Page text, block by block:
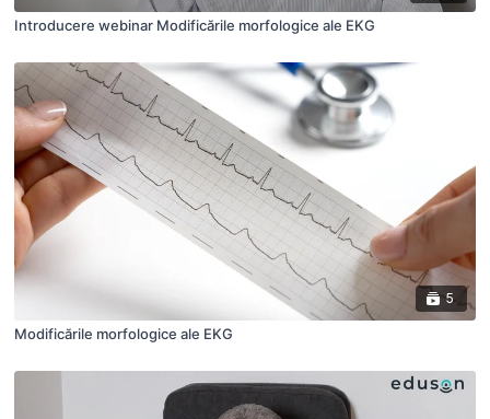
Introducere webinar Modificările morfologice ale EKG
5
Modificările morfologice ale EKG